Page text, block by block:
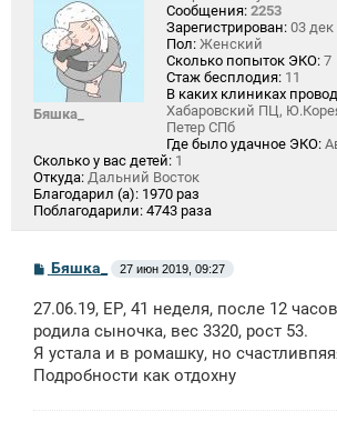
Бяшка_
Сообщения: 2253
Зарегистрирован: 03 дек
Пол: Женский
Сколько попыток ЭКО: 7
Стаж бесплодия: 11
В каких клиниках
Хабаровский ПЦ,
Петер СПб
Где было удачное ЭКО:
Сколько у вас детей: 1
Откуда: Дальний Восток
Благодарил (а): 1970 раз
Поблагодарили: 4743 раза
С
б
щ
е
н
и
Бяшка_ 27 июн 2019, 09:27
27.06.19, ЕР, 41 неделя, после 12
родила сыночка, вес 3320, рост 53.
Я устала и в ромашку, но
Подробности как отдохну